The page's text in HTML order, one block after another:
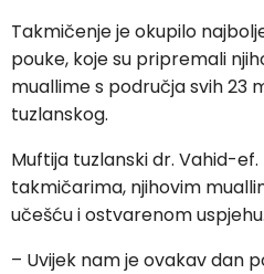
Takmičenje je okupilo
pouke, koje su pripremali
muallime s područja svih 23
tuzlanskog.
Muftija tuzlanski dr. Vahid-
takmičarima, njihovim
učešću i ostvarenom uspjehu.
– Uvijek nam je ovakav dan